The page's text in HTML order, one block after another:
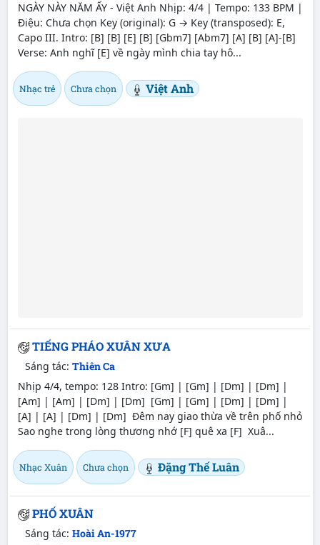
NGÀY NÀY NĂM ẤY - Việt Anh Nhịp: 4/4 | Tempo: 133 BPM |
Điệu: Chưa chọn Key (original): G → Key (transposed): E,
Capo III. Intro: [B] [B] [E] [B] [Gbm7] [Abm7] [A] [B] [A]-[B]
Verse: Anh nghĩ [E] về ngày mình chia tay hô...
Nhạc trẻ Chưa chọn Việt Anh
TIẾNG PHÁO XUÂN XƯA
Sáng tác: Thiên Ca
Nhịp 4/4, tempo: 128 Intro: [Gm] | [Gm] | [Dm] | [Dm] |
[Am] | [Am] | [Dm] | [Dm] [Gm] | [Gm] | [Dm] | [Dm] |
[A] | [A] | [Dm] | [Dm] Đêm nay giao thừa về trên phố nhỏ
Sao nghe trong lòng thương nhớ [F] quê xa [F] Xuâ...
Nhạc Xuân Chưa chọn Đặng Thế Luân
PHỐ XUÂN
Sáng tác: Hoài An-1977